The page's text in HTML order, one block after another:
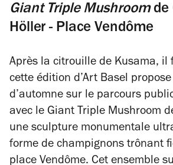
Giant Triple Mushroomde
Höller - Place Vendôme
Après la citrouille de Kusama, il
cette édition d’Art Basel
d’automne sur le parcours
avec le Giant Triple Mushroom
une sculpture monumentale
forme de champignons trônant
place Vendôme. Cet ensemble